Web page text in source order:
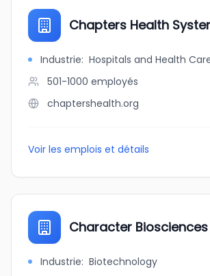
Chapters Health
Industrie: Hospitals and Health
501-1000 employés
chaptershealth.org
Voir les emplois et détails
Character Biosciences
Industrie: Biotechnology